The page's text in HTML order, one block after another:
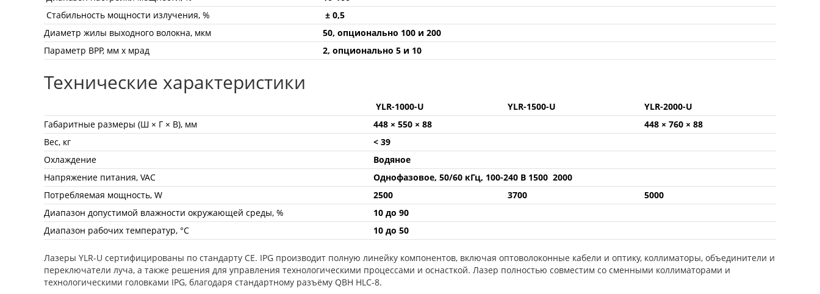
Стабильность мощности излучения, %
± 0,5
Диаметр жилы выходного волокна, мкм
50, опционально 100 и 200
Параметр BPP, мм х мрад
2, опционально 5 и 10
Технические характеристики
YLR-1000-U YLR-1500-U
YLR-2000-U
Габаритные размеры (Ш × Г × В), мм
448 × 550 × 88
448 × 760 × 88
Вес, кг
< 39
Охлаждение
Водяное
Напряжение питания, VAC
Однофазовое, 50/60 кГц, 100-240 В 1500 2000
Потребляемая мощность, W
2500 3700
5000
Диапазон допустимой влажности окружающей среды, %
10 до 90
Диапазон рабочих температур, °С
10 до 50
Лазеры YLR-U сертифицированы по стандарту CE. IPG производит полную линейку компонентов, включая оптоволоконные кабели и оптику, коллиматоры, объединители и
переключатели луча, а также решения для управления технологическими процессами и оснасткой. Лазер полностью совместим со сменными коллиматорами и
технологическими головками IPG, благодаря стандартному разъёму QBH HLC-8.